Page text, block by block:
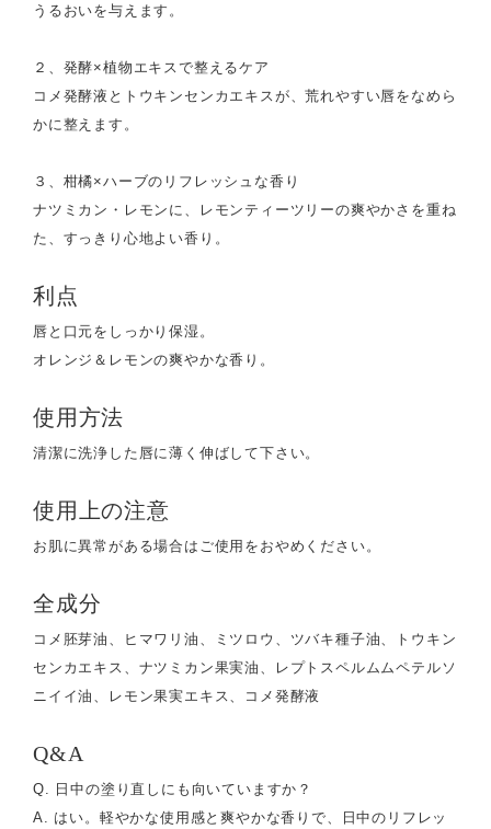
うるおいを与えます。
２、発酵×植物エキスで整えるケア
コメ発酵液とトウキンセンカエキスが、荒れやすい唇をなめら
かに整えます。
３、柑橘×ハーブのリフレッシュな香り
ナツミカン・レモンに、レモンティーツリーの爽やかさを重ね
た、すっきり心地よい香り。
利点
唇と口元をしっかり保湿。
オレンジ＆レモンの爽やかな香り。
使用方法
清潔に洗浄した唇に薄く伸ばして下さい。
使用上の注意
お肌に異常がある場合はご使用をおやめください。
全成分
コメ胚芽油、ヒマワリ油、ミツロウ、ツバキ種子油、トウキン
センカエキス、ナツミカン果実油、レプトスペルムムペテルソ
ニイイ油、レモン果実エキス、コメ発酵液
Q&A
Q. 日中の塗り直しにも向いていますか？
A. はい。軽やかな使用感と爽やかな香りで、日中のリフレッ